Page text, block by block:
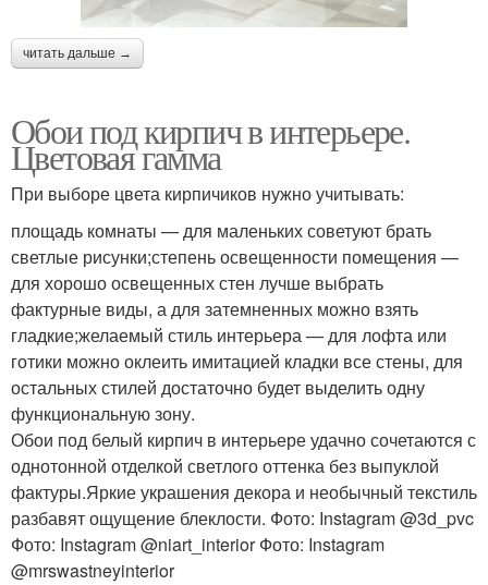
читать дальше →
Обои под кирпич в интерьере.
Цветовая гамма
При выборе цвета кирпичиков нужно учитывать:
площадь комнаты — для маленьких советуют брать
светлые рисунки;степень освещенности помещения —
для хорошо освещенных стен лучше выбрать
фактурные виды, а для затемненных можно взять
гладкие;желаемый стиль интерьера — для лофта или
готики можно оклеить имитацией кладки все стены, для
остальных стилей достаточно будет выделить одну
функциональную зону.
Обои под белый кирпич в интерьере удачно сочетаются с
однотонной отделкой светлого оттенка без выпуклой
фактуры.Яркие украшения декора и необычный текстиль
разбавят ощущение блеклости. Фото: Instagram @3d_pvc
Фото: Instagram @niart_interior Фото: Instagram
@mrswastneyinterior